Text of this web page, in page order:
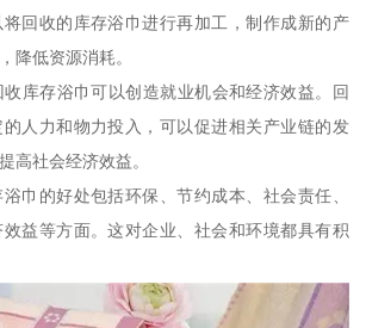
回收的库存浴巾进行再加工，制作成新的产
降低资源消耗。
库存浴巾可以创造就业机会和经济效益。回
人力和物力投入，可以促进相关产业链的发
高社会经济效益。
巾的好处包括环保、节约成本、社会责任、
益等方面。这对企业、社会和环境都具有积